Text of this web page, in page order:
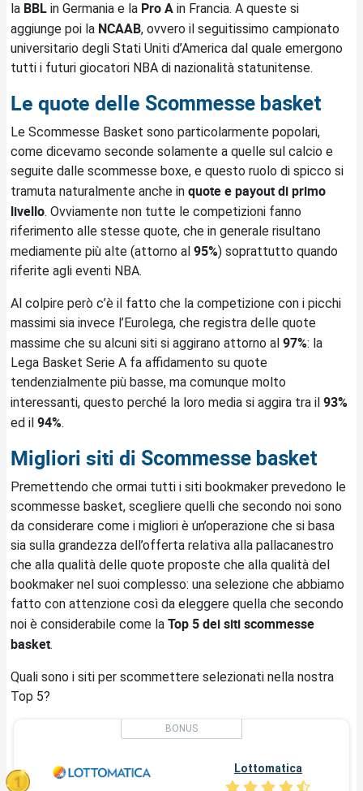
la BBL in Germania e la Pro A in Francia. A queste si
aggiunge poi la NCAAB, ovvero il seguitissimo campionato
universitario degli Stati Uniti d’America dal quale emergono
tutti i futuri giocatori NBA di nazionalità statunitense.
Le quote delle Scommesse basket
Le Scommesse Basket sono particolarmente popolari,
come dicevamo seconde solamente a quelle sul calcio e
seguite dalle scommesse boxe, e questo ruolo di spicco si
tramuta naturalmente anche in quote e payout di primo
livello. Ovviamente non tutte le competizioni fanno
riferimento alle stesse quote, che in generale risultano
mediamente più alte (attorno al 95%) soprattutto quando
riferite agli eventi NBA.
Al colpire però c’è il fatto che la competizione con i picchi
massimi sia invece l’Eurolega, che registra delle quote
massime che su alcuni siti si aggirano attorno al 97%: la
Lega Basket Serie A fa affidamento su quote
tendenzialmente più basse, ma comunque molto
interessanti, questo perché la loro media si aggira tra il 93%
ed il 94%.
Migliori siti di Scommesse basket
Premettendo che ormai tutti i siti bookmaker prevedono le
scommesse basket, scegliere quelli che secondo noi sono
da considerare come i migliori è un’operazione che si basa
sia sulla grandezza dell’offerta relativa alla pallacanestro
che alla qualità delle quote proposte che alla qualità del
bookmaker nel suoi complesso: una selezione che abbiamo
fatto con attenzione così da eleggere quella che secondo
noi è considerabile come la Top 5 dei sitiscommesse
basket.
Quali sono i siti per scommettere selezionati nella nostra
Top 5?
Lottomatica